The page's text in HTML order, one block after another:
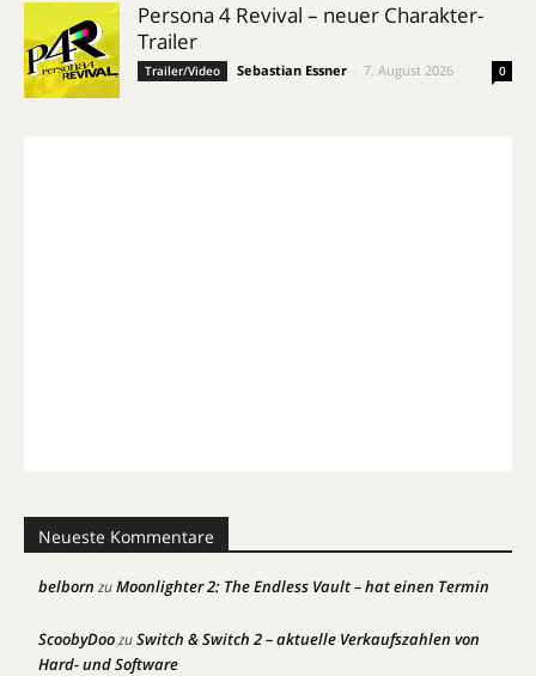
Persona 4 Revival – neuer Charakter-
Trailer
Trailer/Video Sebastian Essner 7. August 2026 0
Neueste Kommentare
belborn zuMoonlighter 2: The Endless Vault – hat einen Termin
ScoobyDoozuSwitch & Switch 2 – aktuelle Verkaufszahlen von
Hard- und Software